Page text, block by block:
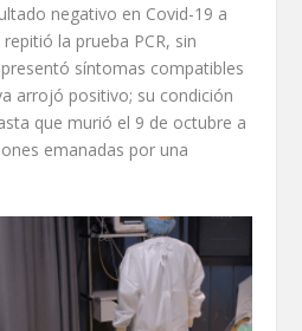
negativo en Covid-19 a
la prueba PCR, sin
síntomas compatibles
arrojó positivo; su condición
que murió el 9 de octubre a
emanadas por una